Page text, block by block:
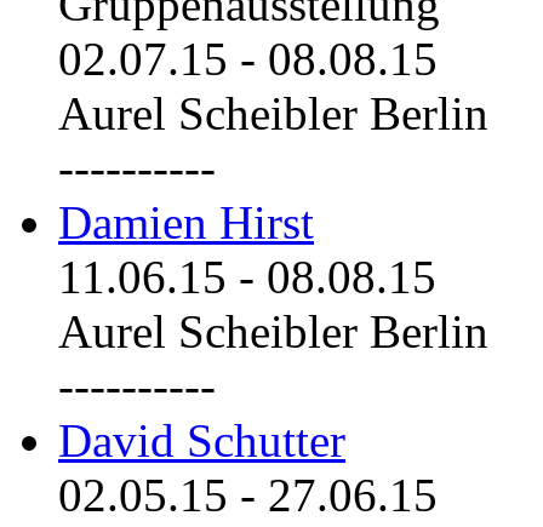
02.07.15 - 08.08.15
Aurel Scheibler Berlin
----------
Damien Hirst
11.06.15 - 08.08.15
Aurel Scheibler Berlin
----------
David Schutter
02.05.15 - 27.06.15